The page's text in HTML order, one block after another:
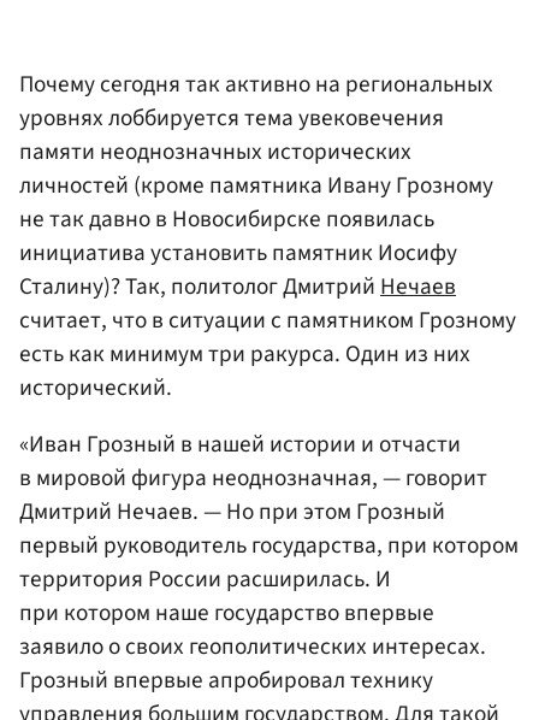
Почему сегодня так активно на региональных
уровнях лоббируется тема увековечения
памяти неоднозначных исторических
личностей (кроме памятника Ивану Грозному
не так давно в Новосибирске появилась
инициатива установить памятник Иосифу
Сталину)? Так, политолог ДмитрийНечаев
считает, что в ситуации с памятником Грозному
есть как минимум три ракурса. Один из них
исторический.
«Иван Грозный в нашей истории и отчасти
в мировой фигура неоднозначная, — говорит
Дмитрий Нечаев. — Но при этом Грозный
первый руководитель государства, при котором
территория России расширилась. И
при котором наше государство впервые
заявило о своих геополитических интересах.
Грозный впервые апробировал технику